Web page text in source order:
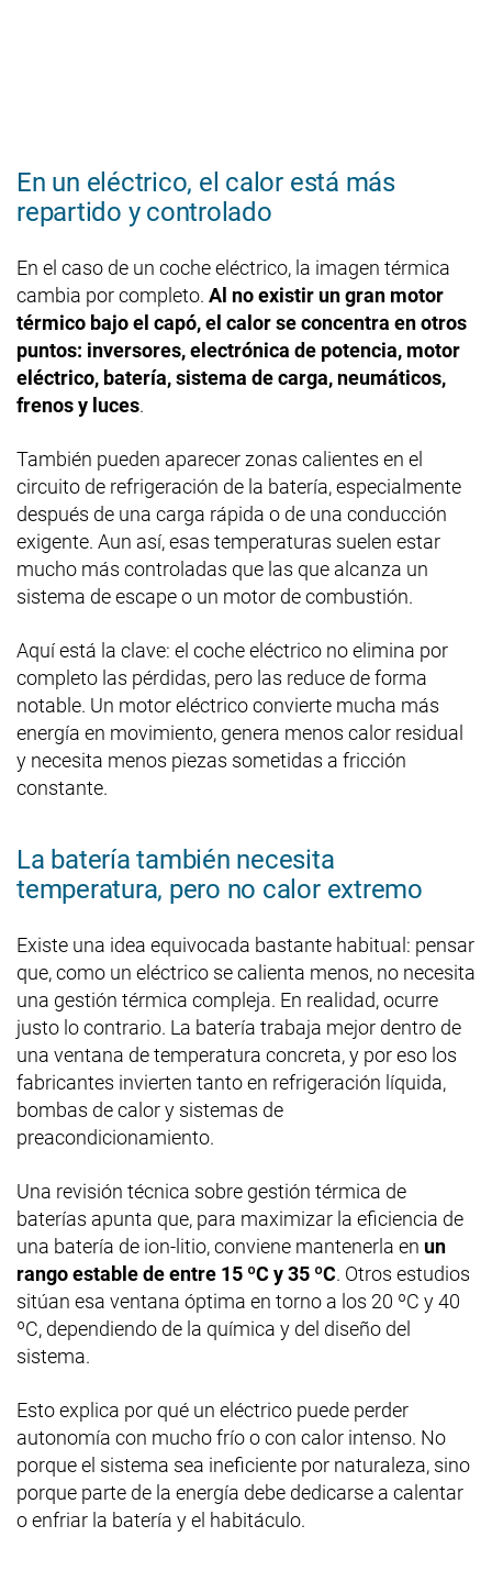
En un eléctrico, el calor está más
repartido y controlado
En el caso de un coche eléctrico, la imagen térmica
cambia por completo. Al no existir un gran motor
térmico bajo el capó, el calor se concentra en otros
puntos: inversores, electrónica de potencia, motor
eléctrico, batería, sistema de carga, neumáticos,
frenos y luces.
También pueden aparecer zonas calientes en el
circuito de refrigeración de la batería, especialmente
después de una carga rápida o de una conducción
exigente. Aun así, esas temperaturas suelen estar
mucho más controladas que las que alcanza un
sistema de escape o un motor de combustión.
Aquí está la clave: el coche eléctrico no elimina por
completo las pérdidas, pero las reduce de forma
notable. Un motor eléctrico convierte mucha más
energía en movimiento, genera menos calor residual
y necesita menos piezas sometidas a fricción
constante.
La batería también necesita
temperatura, pero no calor extremo
Existe una idea equivocada bastante habitual: pensar
que, como un eléctrico se calienta menos, no necesita
una gestión térmica compleja. En realidad, ocurre
justo lo contrario. La batería trabaja mejor dentro de
una ventana de temperatura concreta, y por eso los
fabricantes invierten tanto en refrigeración líquida,
bombas de calor y sistemas de
preacondicionamiento.
Una revisión técnica sobre gestión térmica de
baterías apunta que, para maximizar la eficiencia de
una batería de ion-litio, conviene mantenerla en un
rango estable de entre 15 ºC y 35 ºC. Otros estudios
sitúan esa ventana óptima en torno a los 20 ºC y 40
ºC, dependiendo de la química y del diseño del
sistema.
Esto explica por qué un eléctrico puede perder
autonomía con mucho frío o con calor intenso. No
porque el sistema sea ineficiente por naturaleza, sino
porque parte de la energía debe dedicarse a calentar
o enfriar la batería y el habitáculo.